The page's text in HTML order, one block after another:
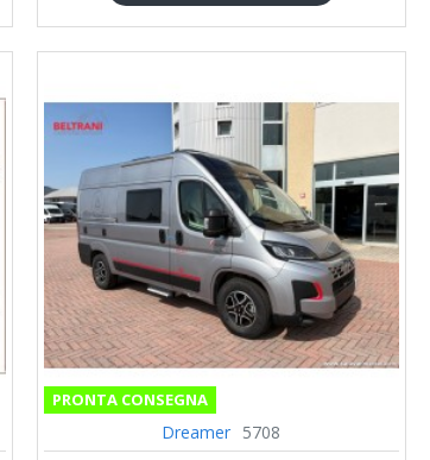
PRONTA CONSEGNA
Dreamer 5708